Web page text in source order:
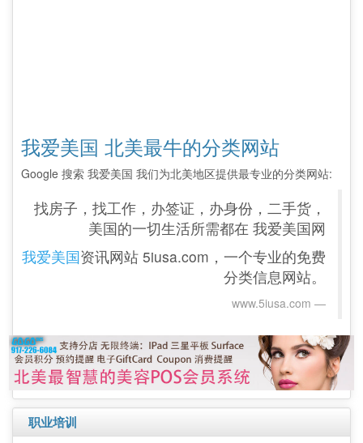
我爱美国 北美最牛的分类网站
Google 搜索 我爱美国 我们为北美地区提供最专业的分类网站:
找房子，找工作，办签证，办身份，二手货，
美国的一切生活所需都在 我爱美国网
我爱美国资讯网站 5iusa.com，一个专业的免费
分类信息网站。
www.5iusa.com‎
职业培训